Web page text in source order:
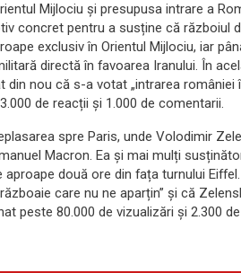
Mijlociu și presupusa intrare a
concret pentru a susține că războiul
exclusiv în Orientul Mijlociu, iar
directă în favoarea Iranului. În
nou că s-a votat „intrarea româniei
de reacții și 1.000 de comentarii.
spre Paris, unde Volodimir
Macron. Ea și mai mulți
două ore din fața turnului
care nu ne aparțin” și că
peste 80.000 de vizualizări și 2.300